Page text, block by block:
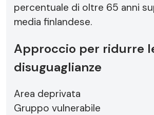
percentuale di oltre 65 anni
media finlandese.
Approccio per ridurre
disuguaglianze
Area deprivata
Gruppo vulnerabile